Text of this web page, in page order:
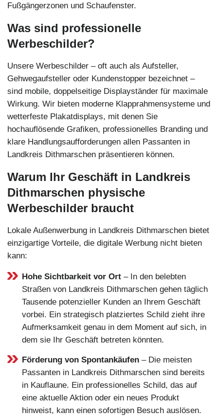
Fußgängerzonen und Schaufenster.
Was sind professionelle
Werbeschilder?
Unsere Werbeschilder – oft auch als Aufsteller,
Gehwegaufsteller oder Kundenstopper bezeichnet –
sind mobile, doppelseitige Displayständer für maximale
Wirkung. Wir bieten moderne Klapprahmensysteme und
wetterfeste Plakatdisplays, mit denen Sie
hochauflösende Grafiken, professionelles Branding und
klare Handlungsaufforderungen allen Passanten in
Landkreis Dithmarschen präsentieren können.
Warum Ihr Geschäft in Landkreis
Dithmarschen physische
Werbeschilder braucht
Lokale Außenwerbung in Landkreis Dithmarschen bietet
einzigartige Vorteile, die digitale Werbung nicht bieten
kann:
Hohe Sichtbarkeit vor Ort – In den belebten
Straßen von Landkreis Dithmarschen gehen täglich
Tausende potenzieller Kunden an Ihrem Geschäft
vorbei. Ein strategisch platziertes Schild zieht ihre
Aufmerksamkeit genau in dem Moment auf sich, in
dem sie Ihr Geschäft betreten könnten.
Förderung von Spontankäufen – Die meisten
Passanten in Landkreis Dithmarschen sind bereits
in Kauflaune. Ein professionelles Schild, das auf
eine aktuelle Aktion oder ein neues Produkt
hinweist, kann einen sofortigen Besuch auslösen.